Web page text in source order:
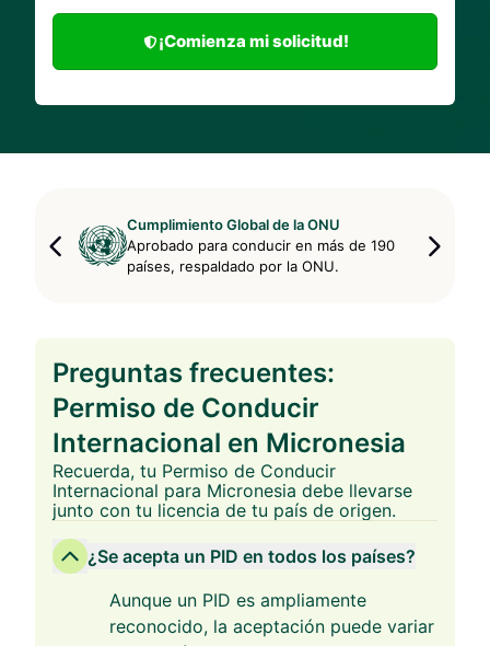
¡Comienza mi solicitud!
Cumplimiento Global de la ONU
Aprobado para conducir en más de 190
países, respaldado por la ONU.
Preguntas frecuentes:
Permiso de Conducir
Internacional en Micronesia
Recuerda, tu Permiso de Conducir
Internacional para Micronesia debe llevarse
junto con tu licencia de tu país de origen.
¿Se acepta un PID en todos los países?
Aunque un PID es ampliamente
reconocido, la aceptación puede variar